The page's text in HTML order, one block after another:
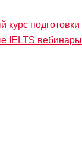
курс подготовки
IELTS вебинары